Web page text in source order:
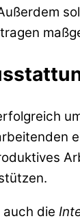
die